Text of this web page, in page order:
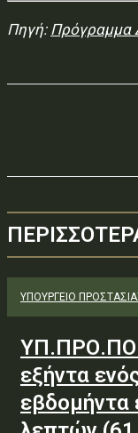
Πηγή: Πρόγραμμα
ΥΠΟΥΡΓΕΊΟ
εξήντα
εβδομήντα